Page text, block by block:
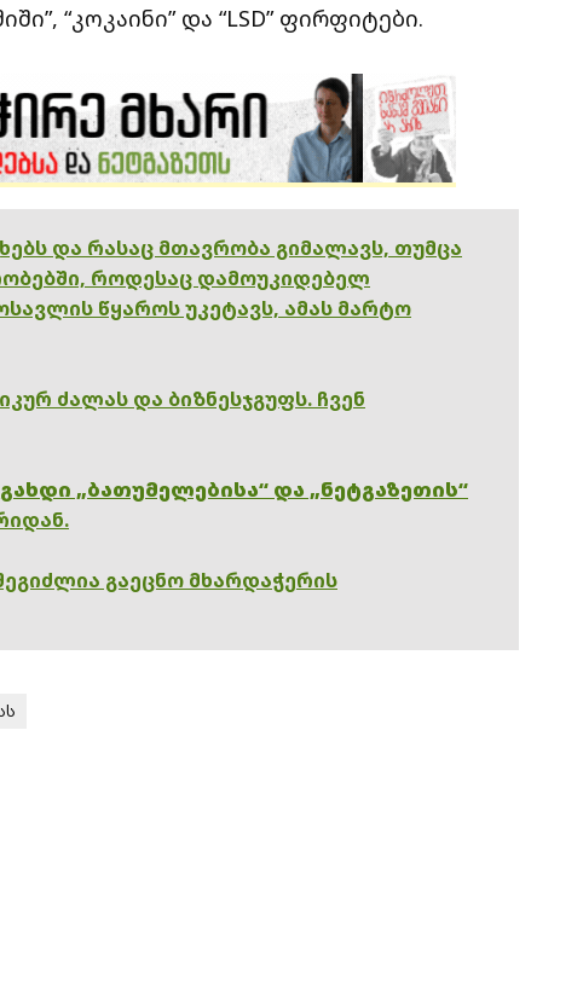
“კოკაინი” და “LSD” ფირფიტები.
და რასაც მთავრობა გიმალავს, თუმცა
როდესაც დამოუკიდებელ
წყაროს უკეტავს, ამას მარტო
ძალას და ბიზნესჯგუფს. ჩვენ
გახდი „ბათუმელებისა“ და „ნეტგაზეთის“
გაეცნო მხარდაჭერის